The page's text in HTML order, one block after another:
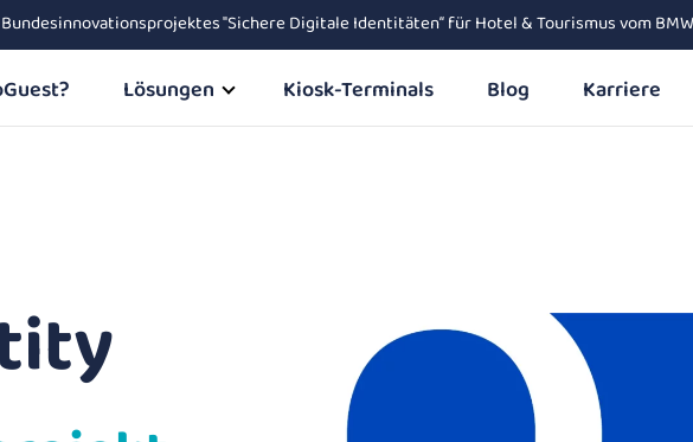
"Sichere Digitale Identitäten“ für Hotel & Tourismus vom
Lösungen Kiosk-Terminals Blog Karriere